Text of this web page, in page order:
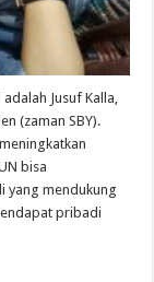
Jusuf Kalla,
(zaman SBY).
bisa
yang mendukung
pribadi